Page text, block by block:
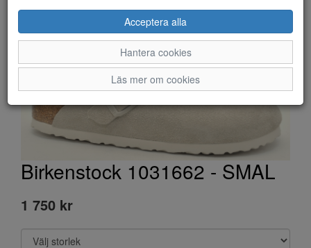
Birkenstock 1031662 - SMAL
1 750 kr
Acceptera alla
Hantera cookies
Läs mer om cookies